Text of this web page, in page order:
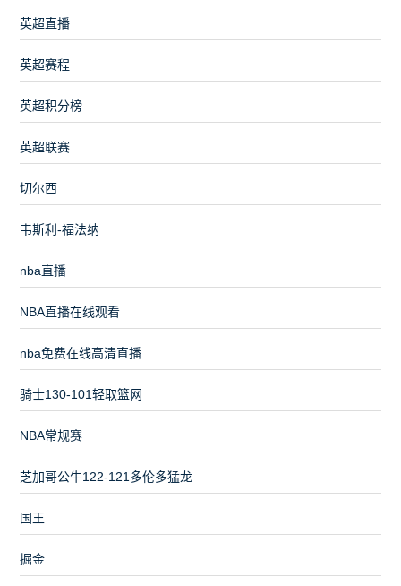
英超直播
英超赛程
英超积分榜
英超联赛
切尔西
韦斯利-福法纳
nba直播
NBA直播在线观看
nba免费在线高清直播
骑士130-101轻取篮网
NBA常规赛
芝加哥公牛122-121多伦多猛龙
国王
掘金